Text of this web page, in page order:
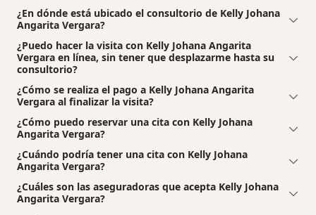
¿En dónde está ubicado el consultorio de Kelly Johana
Angarita Vergara?
¿Puedo hacer la visita con Kelly Johana Angarita
Vergara en línea, sin tener que desplazarme hasta su
consultorio?
¿Cómo se realiza el pago a Kelly Johana Angarita
Vergara al finalizar la visita?
¿Cómo puedo reservar una cita con Kelly Johana
Angarita Vergara?
¿Cuándo podría tener una cita con Kelly Johana
Angarita Vergara?
¿Cuáles son las aseguradoras que acepta Kelly Johana
Angarita Vergara?